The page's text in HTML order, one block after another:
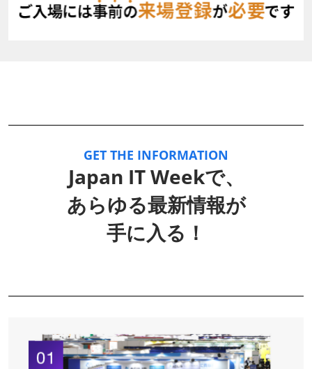
GET THE INFORMATION
Japan IT Weekで、
あらゆる最新情報が
手に入る！